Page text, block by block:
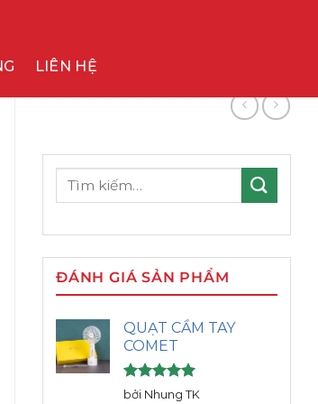
LIÊN HỆ
Tìm
ĐÁNH GIÁ SẢN PHẨM
QUẠT CẦM TAY
COMET
Được xếp
bởi Nhung TK